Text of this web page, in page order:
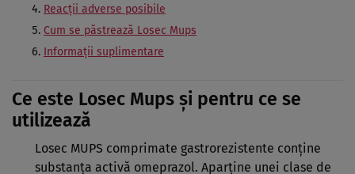
Reacţii adverse posibile
Cum se păstrează Losec Mups
Informaţii suplimentare
Ce este Losec Mups şi pentru ce se
utilizează
Losec MUPS comprimate gastrorezistente conţine
substanţa activă omeprazol. Aparţine unei clase de